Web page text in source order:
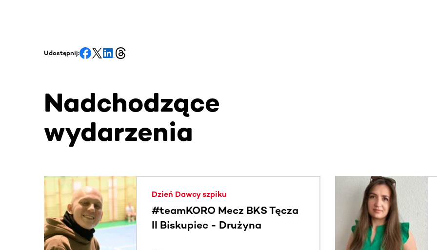
Udostępnij:
Nadchodzące
wydarzenia
Ta sekcja zawiera treści przewijane w poziomie. Użyj klawisza Tab lub przesuń palcem, aby zobaczyć
Dzień Dawcy szpiku
#teamKORO Mecz BKS Tęcza
II Biskupiec - Drużyna